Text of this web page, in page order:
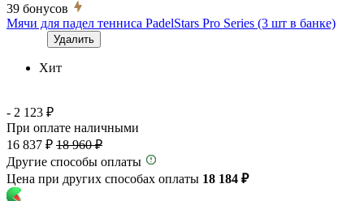
39 бонусов
Мячи для падел тенниса PadelStars Pro Series (3 шт в банке)
Удалить
Хит
- 2 123 ₽
При оплате наличными
16 837 ₽ 18 960 ₽
Другие способы оплаты
Цена при других способах оплаты 18 184 ₽